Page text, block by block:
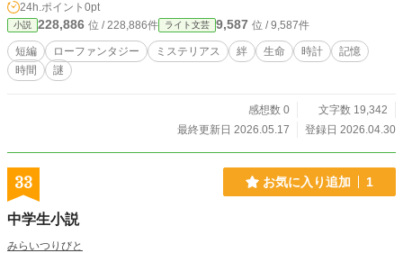
の公開予定》 時計屋『永遠時間』を軸にして繰り広げられる
様々な物語の断片。ミステリアスな店主のほか、時計屋に訪
れる人々の物語。※登場人物（メインの主人公など）がその
都度変わったりします。 ほのぼの、シリアス。オムニバスの
『永遠時間』】より【時計屋『永遠時間』】のみを別タイト
らは修正前の内容を掲載中ですが、今後修正版に切り替えて
24h.ポイント 0pt
小説 228,886 位 / 228,886件 ライト文芸 9,587 位 / 9,587件
短編 ローファンタジー ミステリアス 絆 生命 時計
記憶
時間
謎
感想数 0
文字数 19,342
最終更新日 2026.05.17
登録日 2026.04.30
33 お気に入り追加 1
中学生小説
みらいつりびと